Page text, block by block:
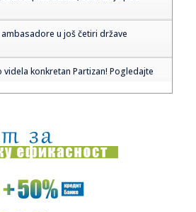
u još četiri države
videla konkretan Partizan! Pogledajte
Baba: "Vidim da ga svi hvale"
avgust